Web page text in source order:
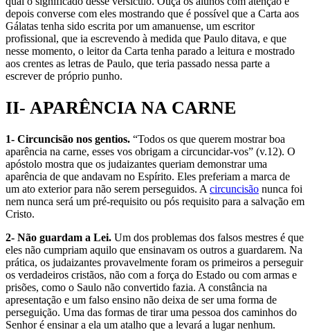
depois converse com eles mostrando que é possível que a Carta aos
Gálatas tenha sido escrita por um amanuense, um escritor
profissional, que ia escrevendo à medida que Paulo ditava, e que
nesse momento, o leitor da Carta tenha parado a leitura e mostrado
aos crentes as letras de Paulo, que teria passado nessa parte a
escrever de próprio punho.
II- APARÊNCIA NA CARNE
1- Circuncisão nos gentios. “Todos os que querem mostrar boa
aparência na carne, esses vos obrigam a circuncidar-vos” (v.12). O
apóstolo mostra que os judaizantes queriam demonstrar uma
aparência de que andavam no Espírito. Eles preferiam a marca de
um ato exterior para não serem perseguidos. Acircuncisão nunca foi
nem nunca será um pré-requisito ou pós requisito para a salvação em
Cristo.
2- Não guardam a Lei. Um dos problemas dos falsos mestres é que
eles não cumpriam aquilo que ensinavam os outros a guardarem. Na
prática, os judaizantes provavelmente foram os primeiros a perseguir
os verdadeiros cristãos, não com a força do Estado ou com armas e
prisões, como o Saulo não convertido fazia. A constância na
apresentação e um falso ensino não deixa de ser uma forma de
perseguição. Uma das formas de tirar uma pessoa dos caminhos do
Senhor é ensinar a ela um atalho que a levará a lugar nenhum.